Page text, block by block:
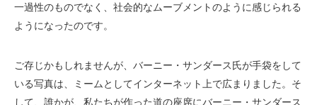
一過性のものでなく、社会的なムーブメントのように感じられる
ようになったのです。
ご存じかもしれませんが、バーニー・サンダース氏が手袋をして
いる写真は、ミームとしてインターネット上で広まりました。そ
して、誰かが、私たちが作った道の座席にバーニー・サンダース